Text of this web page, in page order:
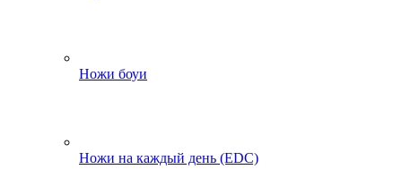
Ножи боуи
Ножи на каждый день (EDC)